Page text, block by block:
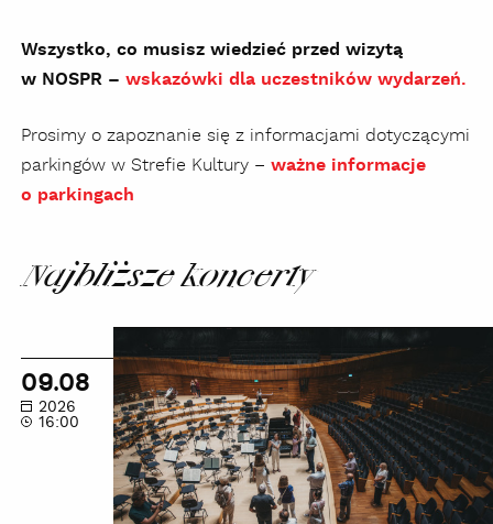
Wszystko, co musisz wiedzieć przed wizytą
w NOSPR – wskazówki dla uczestników wydarzeń.
Prosimy o zapoznanie się z informacjami dotyczącymi
parkingów w Strefie Kultury – ważne informacje
o parkingach
Najbliższe koncerty
zwiedzanie
zakamarków
NOSPR
09.08
2026
16:00